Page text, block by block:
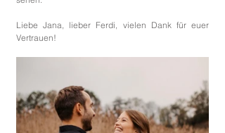
Liebe Jana, lieber Ferdi, vielen Dank für euer
Vertrauen!